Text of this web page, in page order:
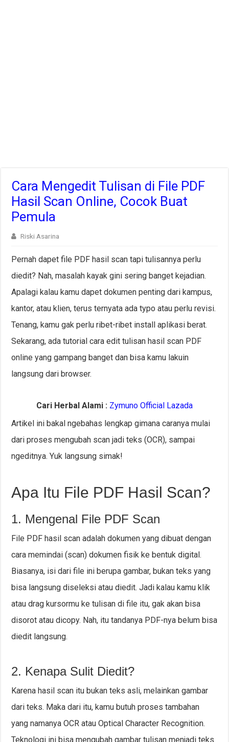
Cara Mengedit Tulisan di File PDF
Hasil Scan Online, Cocok Buat
Pemula
Riski Asarina
Pernah dapet file PDF hasil scan tapi tulisannya perlu
diedit? Nah, masalah kayak gini sering banget kejadian.
Apalagi kalau kamu dapet dokumen penting dari kampus,
kantor, atau klien, terus ternyata ada typo atau perlu revisi.
Tenang, kamu gak perlu ribet-ribet install aplikasi berat.
Sekarang, ada tutorial cara edit tulisan hasil scan PDF
online yang gampang banget dan bisa kamu lakuin
langsung dari browser.
Cari Herbal Alami : Zymuno Official Lazada
Artikel ini bakal ngebahas lengkap gimana caranya mulai
dari proses mengubah scan jadi teks (OCR), sampai
ngeditnya. Yuk langsung simak!
Apa Itu File PDF Hasil Scan?
1. Mengenal File PDF Scan
File PDF hasil scan adalah dokumen yang dibuat dengan
cara memindai (scan) dokumen fisik ke bentuk digital.
Biasanya, isi dari file ini berupa gambar, bukan teks yang
bisa langsung diseleksi atau diedit. Jadi kalau kamu klik
atau drag kursormu ke tulisan di file itu, gak akan bisa
disorot atau dicopy. Nah, itu tandanya PDF-nya belum bisa
diedit langsung.
2. Kenapa Sulit Diedit?
Karena hasil scan itu bukan teks asli, melainkan gambar
dari teks. Maka dari itu, kamu butuh proses tambahan
yang namanya OCR atau Optical Character Recognition.
Teknologi ini bisa mengubah gambar tulisan menjadi teks